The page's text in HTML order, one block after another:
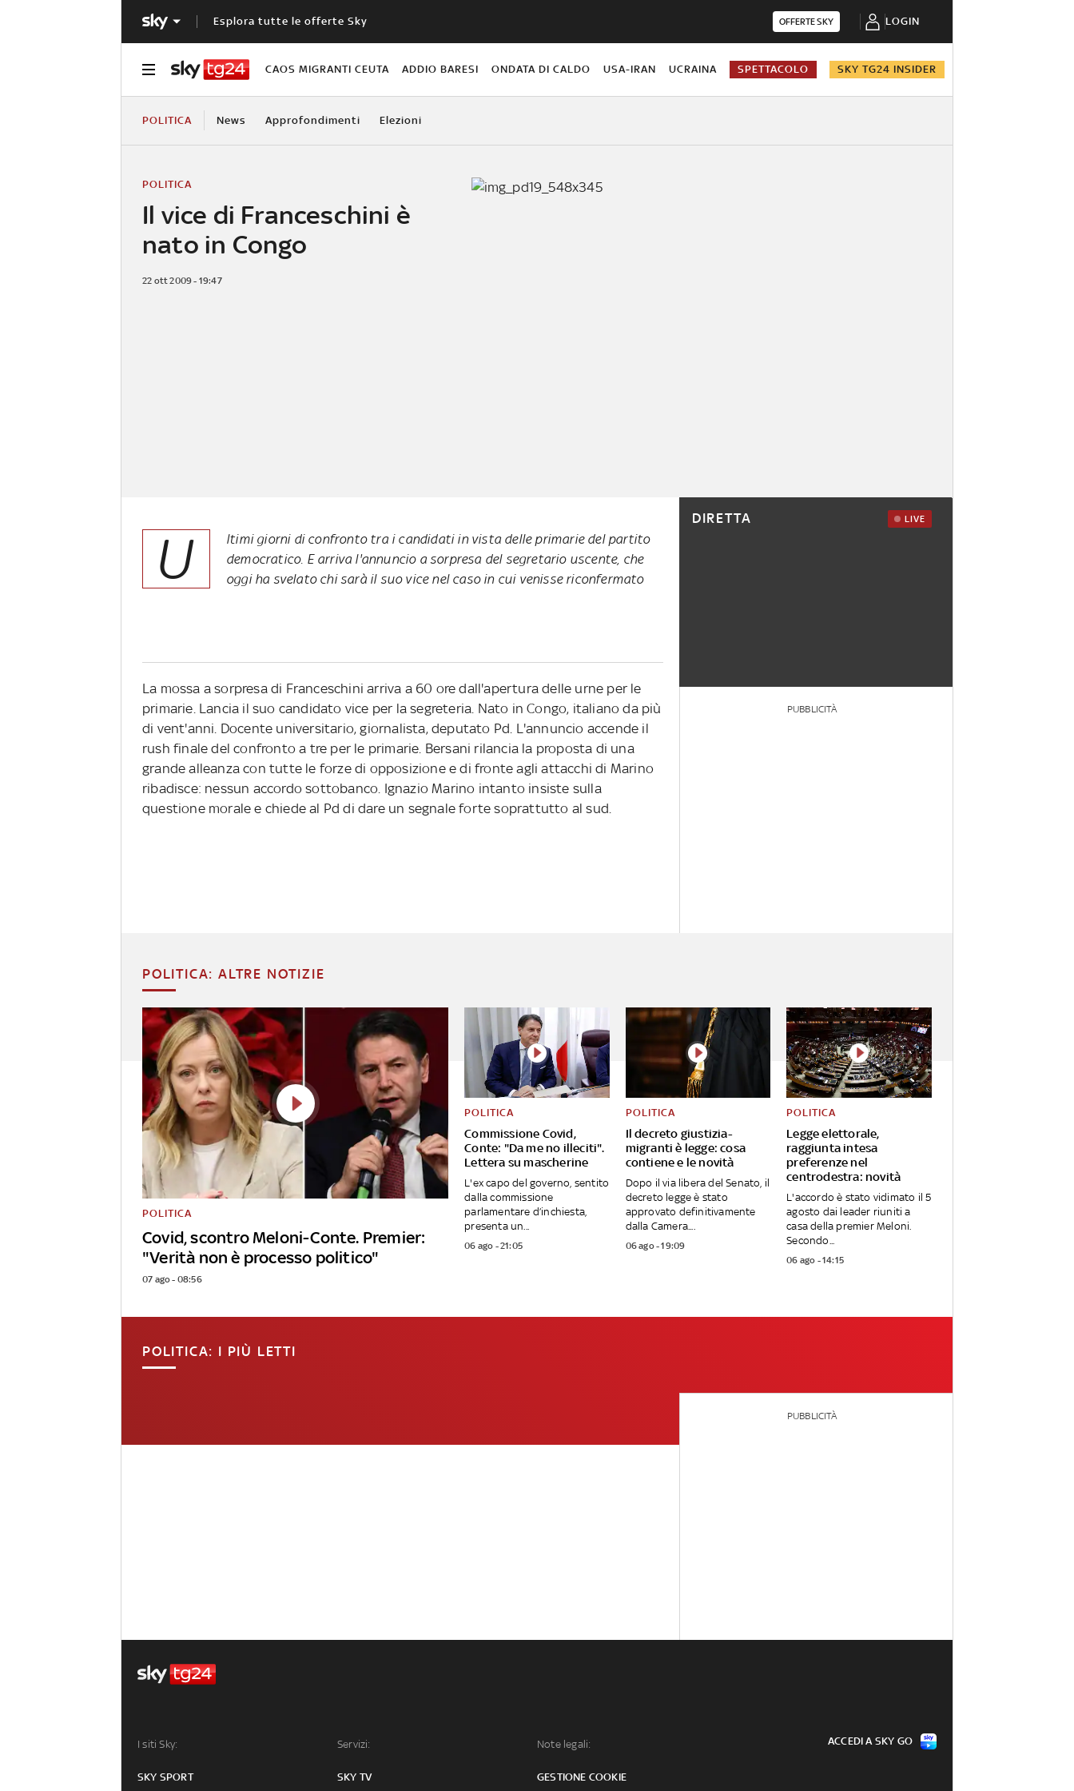
Esplora tutte le offerte Sky OFFERTE SKY LOGIN
CAOS MIGRANTI CEUTA ADDIO BARESI ONDATA DI CALDO USA-IRAN UCRAINA SPETTACOLO SKY TG24 INSIDER
POLITICA News Approfondimenti Elezioni
Il vice di Franceschini è
nato in Congo
POLITICA
22 ott 2009 - 19:47
U
ltimi giorni di confronto tra i candidati in vista delle primarie del partito
democratico. E arriva l'annuncio a sorpresa del segretario uscente, che
oggi ha svelato chi sarà il suo vice nel caso in cui venisse riconfermato
La mossa a sorpresa di Franceschini arriva a 60 ore dall'apertura delle urne per le
primarie. Lancia il suo candidato vice per la segreteria. Nato in Congo, italiano da più
di vent'anni. Docente universitario, giornalista, deputato Pd. L'annuncio accende il
rush finale del confronto a tre per le primarie. Bersani rilancia la proposta di una
grande alleanza con tutte le forze di opposizione e di fronte agli attacchi di Marino
ribadisce: nessun accordo sottobanco. Ignazio Marino intanto insiste sulla
questione morale e chiede al Pd di dare un segnale forte soprattutto al sud.
DIRETTA LIVE
PUBBLICITÀ
POLITICA: ALTRE NOTIZIE
Covid, scontro Meloni-Conte. Premier:
"Verità non è processo politico"
POLITICA
07 ago - 08:56
Commissione Covid,
Conte: "Da me no illeciti".
Lettera su mascherine
POLITICA
L'ex capo del governo, sentito
dalla commissione
parlamentare d’inchiesta,
presenta un...
06 ago - 21:05
Il decreto giustizia-
migranti è legge: cosa
contiene e le novità
POLITICA
Dopo il via libera del Senato, il
decreto legge è stato
approvato definitivamente
dalla Camera....
06 ago - 19:09
Legge elettorale,
raggiunta intesa
preferenze nel
centrodestra: novità
POLITICA
L'accordo è stato vidimato il 5
agosto dai leader riuniti a
casa della premier Meloni.
Secondo...
06 ago - 14:15
POLITICA: I PIÙ LETTI
PUBBLICITÀ
I siti Sky:
SKY SPORT
Servizi:
SKY TV
Note legali:
GESTIONE COOKIE
ACCEDI A SKY GO